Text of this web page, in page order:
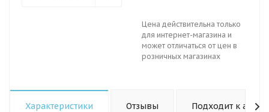
Цена действительна только
для интернет-магазина и
может отличаться от цен в
розничных магазинах
Характеристики Отзывы Подходит к авто